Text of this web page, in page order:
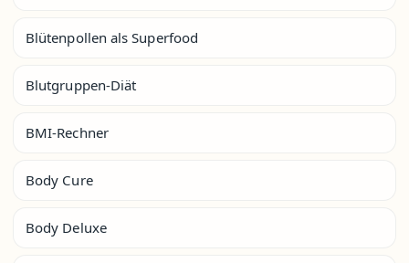
Blütenpollen als Superfood
Blutgruppen-Diät
BMI-Rechner
Body Cure
Body Deluxe